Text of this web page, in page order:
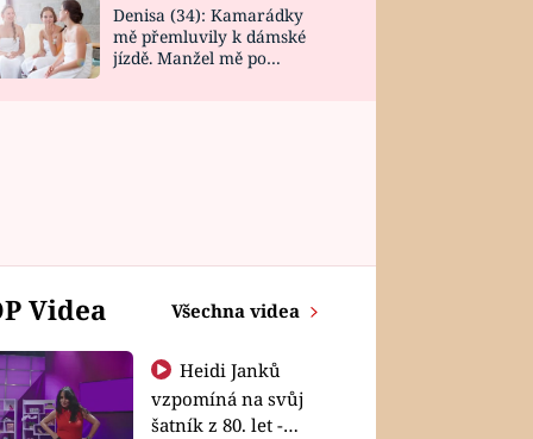
Denisa (34): Kamarádky
mě přemluvily k dámské
jízdě. Manžel mě po
Videa Všechna videa
Heidi Janků
vzpomíná na svůj
šatník z 80. let -